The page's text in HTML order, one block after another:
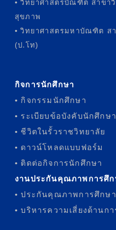
• วิทยาศาสตรบัณฑิต สาขา
สุขภาพ
• วิทยาศาสตรมหาบัณฑิต ส
(ป.โท)
กิจการนักศึกษา
• กิจกรรมนักศึกษา
• ระเบียบข้อบังคับนักศึกษา
• ชีวิตในรั้วราชวิทยาลัย
• ดาวน์โหลดแบบฟอร์ม
• ติดต่อกิจการนักศึกษา
งานประกันคุณภาพการศึก
• ประกันคุณภาพการศึกษา
• บริหารความเสี่ยงด้านก